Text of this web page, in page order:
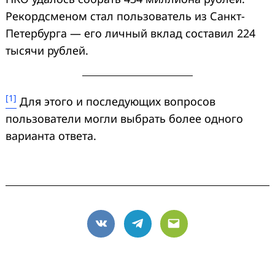
Рекордсменом стал пользователь из Санкт-
Петербурга — его личный вклад составил 224
тысячи рублей.
[1] Для этого и последующих вопросов
пользователи могли выбрать более одного
варианта ответа.
VK Telegram
Email